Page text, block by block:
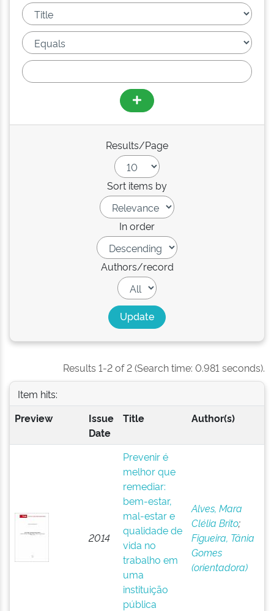
Results/Page
Sort items by
In order
Authors/record
Results 1-2 of 2 (Search time: 0.981 seconds).
Item hits:
Preview
Issue
Date
Title Author(s)
2014
Prevenir é
melhor que
remediar:
bem-estar,
mal-estar e
qualidade de
vida no
trabalho em
uma
instituição
pública
Alves, Mara
Clélia Brito;
Figueira, Tânia
Gomes
(orientadora)